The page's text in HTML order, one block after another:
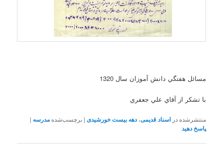
مسائل هفتگي دانش آموزان سال 1320
با تشکر از آقاي علي جعفري
منتشرشده در اسناد قدیمی،دهه بیست خورشیدی |برچسب‌شده مدرسه |
پاسخ دهید